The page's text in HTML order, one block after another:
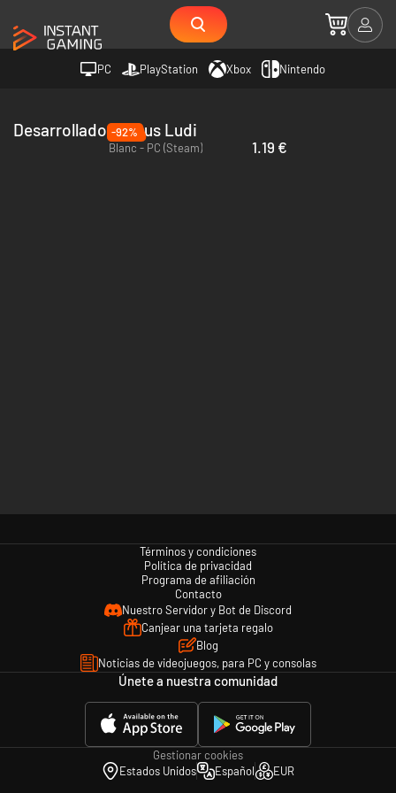
PC PlayStation Xbox Nintendo
Desarrollador Casus Ludi
-92%
Blanc - PC (Steam)
1.19 €
Términos y condiciones
Política de privacidad
Programa de afiliación
Contacto
Nuestro Servidor y Bot de Discord
Canjear una tarjeta regalo
Blog
Noticias de videojuegos, para PC y consolas
Únete a nuestra comunidad
Gestionar cookies
Estados Unidos
Español EUR